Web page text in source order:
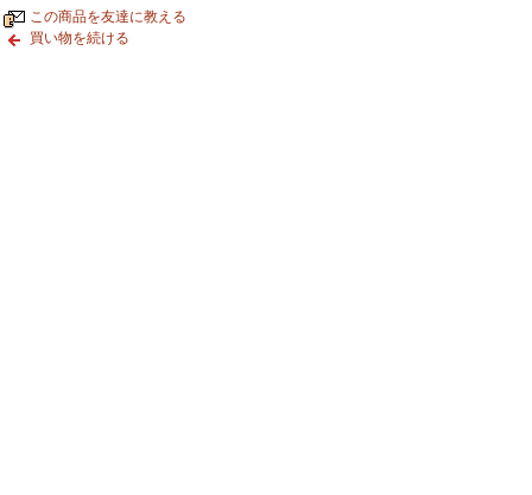
この商品を友達に教える
買い物を続ける